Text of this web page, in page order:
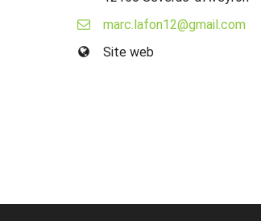
marc.lafon12@gmail.com
Site web